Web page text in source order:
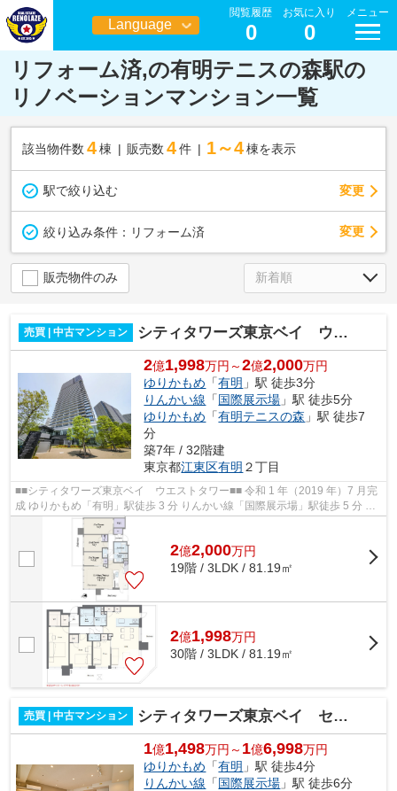
Language
日本語
閲覧履歴
0
お気に入り
0
メニュー
リフォーム済,の有明テニスの森駅の
リノベーションマンション一覧
該当物件数 4棟 販売数 4 件 1～4 棟を表示
駅で絞り込む 変更
絞り込み条件： リフォーム済 変更
販売物件のみ
売買 | 中古マンション シティタワーズ東京ベイ ウエストタワー
2億1,998万円～2億2,000万円
ゆりかもめ 「有明 」駅 徒歩3分
りんかい線 「国際展示場 」駅 徒歩5分
ゆりかもめ 「有明テニスの森 」駅 徒歩7
分
築7年 / 32階建
東京都江東区有明 ２丁目
■■シティタワーズ東京ベイ ウエストタワー■■ 令和 1 年（2019 年）7 月完
成 ゆりかもめ「有明」駅徒歩 3 分 りんかい線「国際展示場」駅徒歩 5 分 総
戸数1539 戸 ペット飼育可（...
2億2,000万円
19階 / 3LDK / 81.19㎡
2億1,998万円
30階 / 3LDK / 81.19㎡
売買 | 中古マンション シティタワーズ東京ベイ セントラルタワー
1億1,498万円～ 1億6,998万円
ゆりかもめ 「有明 」駅 徒歩4分
りんかい線 「国際展示場 」駅 徒歩6分